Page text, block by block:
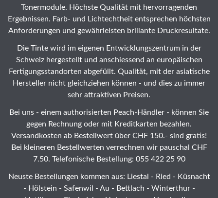
Tonermodule. Höchste Qualität mit hervorragenden
Ergebnissen. Farb- und Lichtechtheit entsprechen höchsten
Anforderungen und gewährleisten brillante Druckresultate.
Die Tinte wird im eigenen Entwicklungszentrum in der
Schweiz hergestellt und anschiessend an europäischen
Fertigungsstandorten abgefüllt. Qualität, mit der asiatische
Hersteller nicht gleichziehen können - und dies zu immer
sehr attraktiven Preisen.
Bei uns - einem authorisierten Peach-Händler - können Sie
gegen Rechnung oder mit Kreditkarten bezahlen.
Versandkosten ab Bestellwert über CHF 150.- sind gratis!
Bei kleineren Bestellwerten verrechnen wir pauschal CHF
7.50. Telefonische Bestellung: 055 422 25 90
Neuste Bestellungen kommen aus: Liestal - Ried - Küsnacht
- Hölstein - Safenwil - Au - Bettlach - Winterthur-